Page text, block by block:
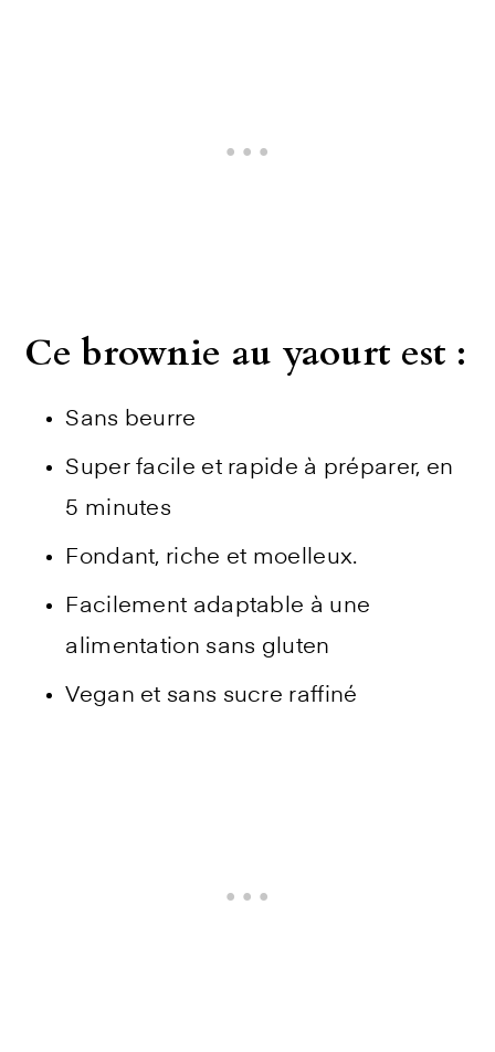
Ce brownie au yaourt est :
Sans beurre
Super facile et rapide à préparer, en
5 minutes
Fondant, riche et moelleux.
Facilement adaptable à une
alimentation sans gluten
Vegan et sans sucre raffiné